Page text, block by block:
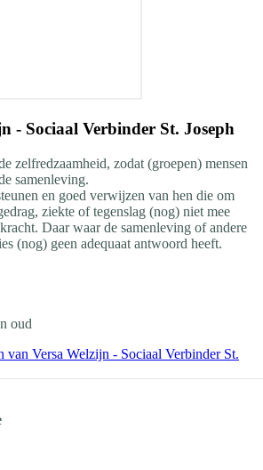
- Sociaal Verbinder St. Joseph
zelfredzaamheid, zodat (groepen) mensen
samenleving.
en goed verwijzen van hen die om
ziekte of tegenslag (nog) niet mee
Daar waar de samenleving of andere
(nog) geen adequaat antwoord heeft.
oud
van Versa Welzijn - Sociaal Verbinder St.